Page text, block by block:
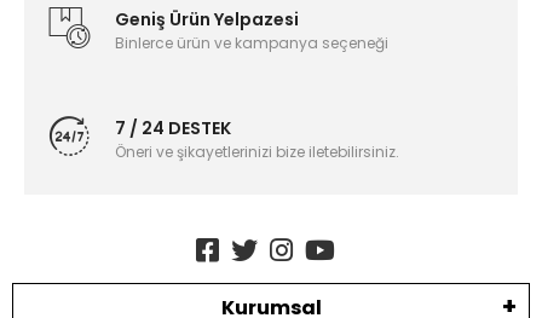
Geniş Ürün Yelpazesi
Binlerce ürün ve kampanya seçeneği
7 / 24 DESTEK
Öneri ve şikayetlerinizi bize iletebilirsiniz.
Kurumsal